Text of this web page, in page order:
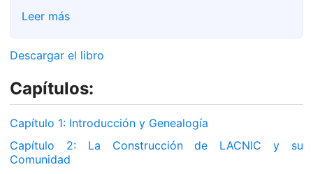
Leer más
Descargar el libro
Capítulos:
Capítulo 1: Introducción y Genealogía
Capítulo 2: La Construcción de LACNIC y su
Comunidad